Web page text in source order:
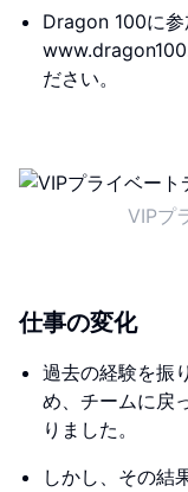
Dragon 100に参
ださい。
VIPプ
仕事の変化
過去の経験を振
め、チームに戻
りました。
しかし、その結